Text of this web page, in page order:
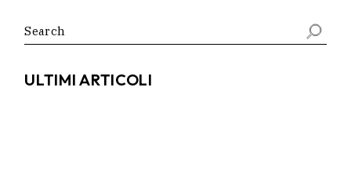
Search
for:
ULTIMI ARTICOLI